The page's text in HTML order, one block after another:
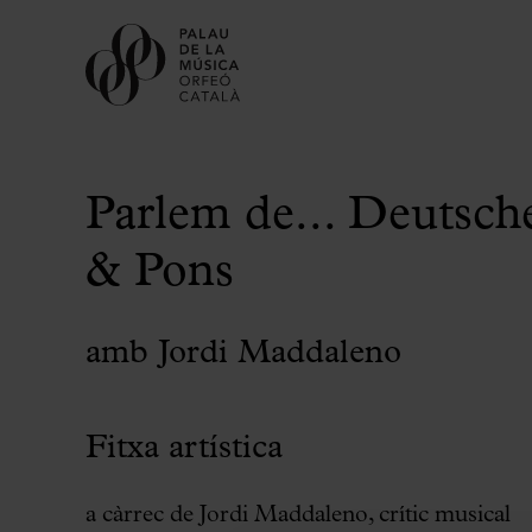
Comprar entrades
Regala Palau
Activitats complementàries
Parlem de...
& Pons
amb Jordi Maddaleno
Fitxa artística
a càrrec de Jordi Maddaleno, crític musical